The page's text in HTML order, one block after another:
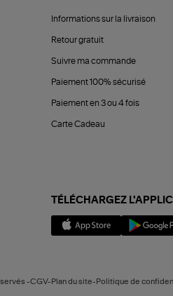
Informations sur la livraison
Retour gratuit
Suivre ma commande
Paiement 100% sécurisé
Paiement en 3 ou 4 fois
Carte Cadeau
TÉLÉCHARGEZ
-CGV-Plan du site-Politique de